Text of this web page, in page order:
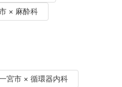
× 麻酔科
宮市 × 循環器内科